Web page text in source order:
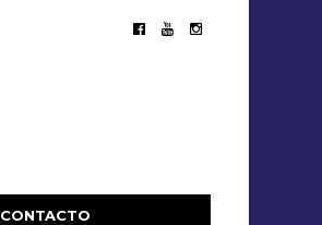
CONTACTO